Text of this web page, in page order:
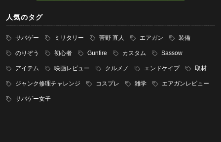
人気のタグ
サバゲー ミリタリー 菅野 直人 エアガン 装備
のりぞう 初心者 Gunfire カスタム Sassow
アイテム 映画レビュー クルメノ エンドケイプ 取材
ジャンク修理チャレンジ コスプレ 雑学 エアガンレビュー
サバゲー女子